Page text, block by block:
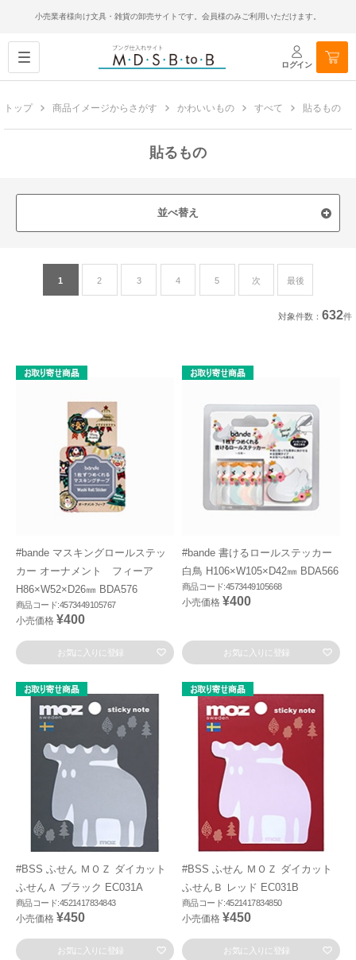
小売業者様向け文具・雑貨の卸売サイトです。会員様のみご利用いただけます。
ログイン
トップ 商品イメージからさがす かわいいもの すべて 貼るもの
貼るもの
並べ替え
1 2 3 4 5 次 最後
対象件数： 632件
#bande マスキングロールステッ
カー オーナメント フィーア
H86×W52×D26㎜ BDA576
商品コード:4573449105767
小売価格 ¥400
お気に入りに登録
#bande 書けるロールステッカー
白鳥 H106×W105×D42㎜ BDA566
商品コード:4573449105668
小売価格 ¥400
お気に入りに登録
#BSS ふせん ＭＯＺ ダイカット
ふせんＡ ブラック EC031A
商品コード:4521417834843
小売価格 ¥450
お気に入りに登録
#BSS ふせん ＭＯＺ ダイカット
ふせんＢ レッド EC031B
商品コード:4521417834850
小売価格 ¥450
お気に入りに登録